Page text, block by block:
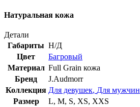
Натуральная кожа
Детали
Габариты Н/Д
Цвет
Багровый
Материал Full Grain кожа
Бренд
J.Audmorr
Коллекция Для девушек, Для мужчин
Размер
L, M, S, XS, XXS